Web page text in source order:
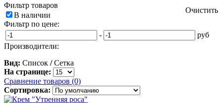
Фильтр товаров
Очистить
В наличии
Фильтр по цене:
-
руб
Производители:
Вид: Список / Сетка
На странице:
Сравнение товаров (0)
Сортировка: